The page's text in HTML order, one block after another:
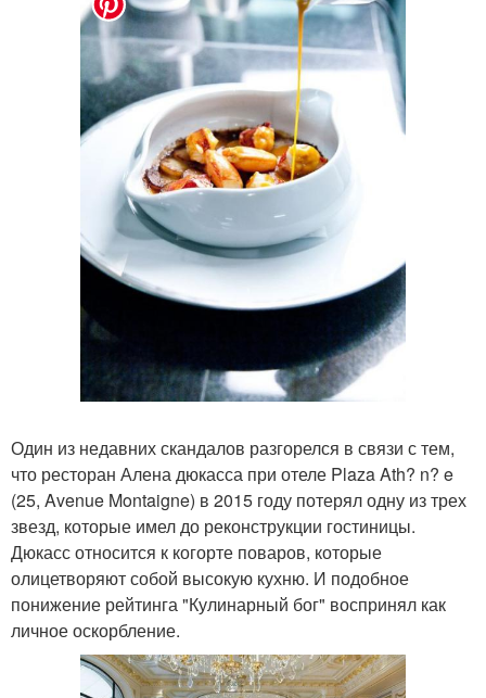
Один из недавних скандалов разгорелся в связи с тем,
что ресторан Алена дюкасса при отеле Plaza Ath? n? e
(25, Avenue Montaigne) в 2015 году потерял одну из трех
звезд, которые имел до реконструкции гостиницы.
Дюкасс относится к когорте поваров, которые
олицетворяют собой высокую кухню. И подобное
понижение рейтинга "Кулинарный бог" воспринял как
личное оскорбление.